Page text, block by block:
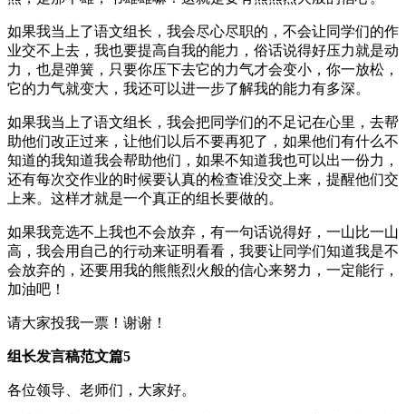
如果我当上了语文组长，我会尽心尽职的，不会让同学们的作
业交不上去，我也要提高自我的能力，俗话说得好压力就是动
力，也是弹簧，只要你压下去它的力气才会变小，你一放松，
它的力气就变大，我还可以进一步了解我的能力有多深。
如果我当上了语文组长，我会把同学们的不足记在心里，去帮
助他们改正过来，让他们以后不要再犯了，如果他们有什么不
知道的我知道我会帮助他们，如果不知道我也可以出一份力，
还有每次交作业的时候要认真的检查谁没交上来，提醒他们交
上来。这样才就是一个真正的组长要做的。
如果我竞选不上我也不会放弃，有一句话说得好，一山比一山
高，我会用自己的行动来证明看看，我要让同学们知道我是不
会放弃的，还要用我的熊熊烈火般的信心来努力，一定能行，
加油吧！
请大家投我一票！谢谢！
组长发言稿范文篇5
各位领导、老师们，大家好。